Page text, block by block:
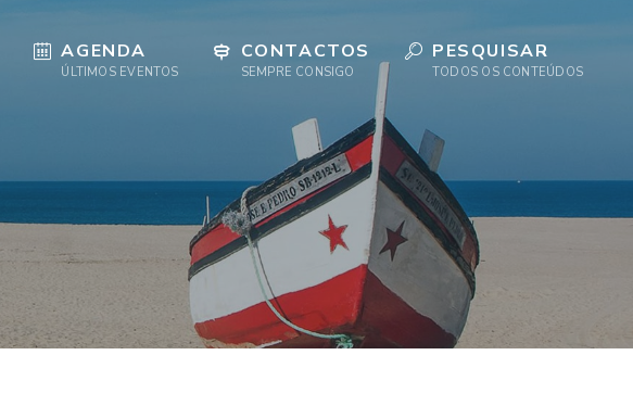
AGENDA
ÚLTIMOS EVENTOS
CONTACTOS
SEMPRE CONSIGO
PESQUISAR
TODOS OS CONTEÚDOS